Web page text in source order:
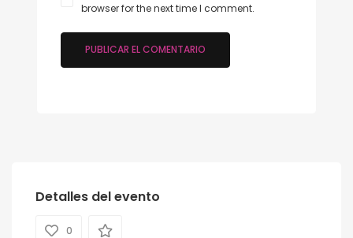
browser for the next time I comment.
Detalles del evento
0